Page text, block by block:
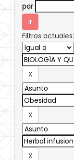
por
Filtros actuales: